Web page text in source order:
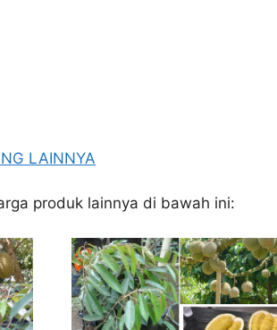
LAINNYA
produk lainnya di bawah ini: